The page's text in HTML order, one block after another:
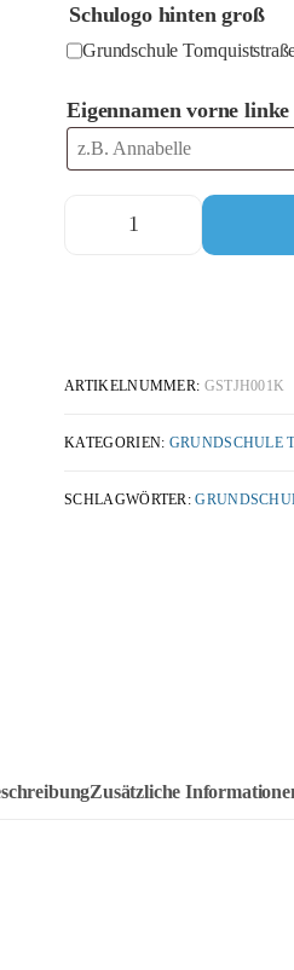
Schulogo hinten groß
Grundschule
Eigennamen vorne
ARTIKELNUMMER: GSTJH001K
KATEGORIEN: GRUNDSCHULE
SCHLAGWÖRTER:
Zusätzliche